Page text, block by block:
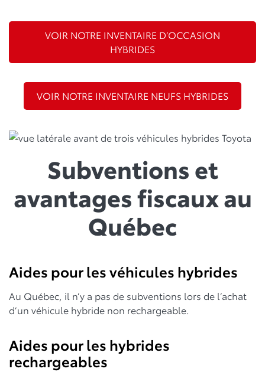
VOIR NOTRE INVENTAIRE D’OCCASION
HYBRIDES
VOIR NOTRE INVENTAIRE NEUFS HYBRIDES
Subventions et
avantages fiscaux au
Québec
Aides pour les véhicules hybrides
Au Québec, il n’y a pas de subventions lors de l’achat
d’un véhicule hybride non rechargeable.
Aides pour les hybrides
rechargeables